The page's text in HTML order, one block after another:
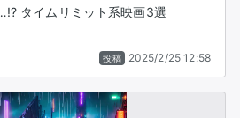
タイムリミット系映画3選
投稿 2025/2/25 12:58